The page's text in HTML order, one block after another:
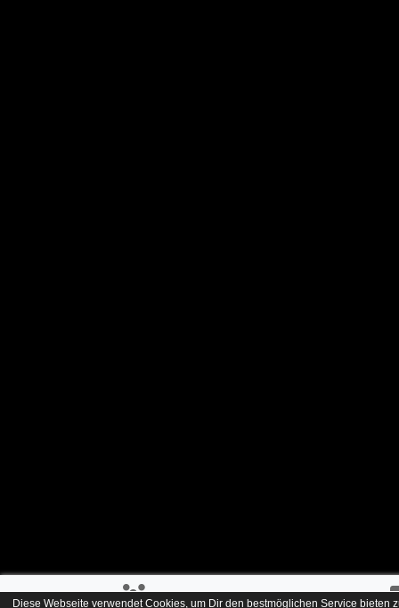
Diese Webseite verwendet Cookies, um Dir den bestmöglichen Service